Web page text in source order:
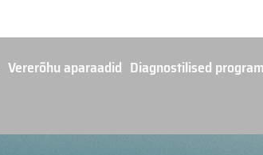
Vererõhu aparaadid Diagnostilised